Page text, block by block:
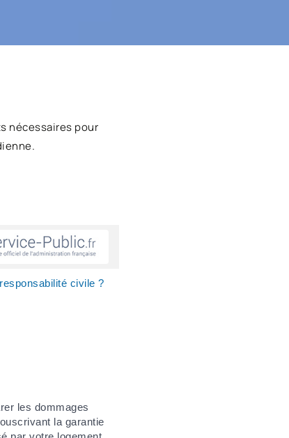
nécessaires pour
civile ?
les dommages
la garantie